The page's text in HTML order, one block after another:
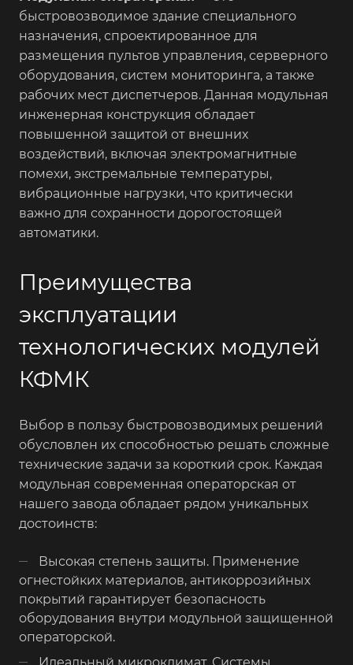
быстровозводимое здание специального
назначения, спроектированное для
размещения пультов управления, серверного
оборудования, систем мониторинга, а также
рабочих мест диспетчеров. Данная модульная
инженерная конструкция обладает
повышенной защитой от внешних
воздействий, включая электромагнитные
помехи, экстремальные температуры,
вибрационные нагрузки, что критически
важно для сохранности дорогостоящей
автоматики.
Преимущества
эксплуатации
технологических модулей
КФМК
Выбор в пользу быстровозводимых решений
обусловлен их способностью решать сложные
технические задачи за короткий срок. Каждая
модульная современная операторская от
нашего завода обладает рядом уникальных
достоинств:
Высокая степень защиты. Применение
огнестойких материалов, антикоррозийных
покрытий гарантирует безопасность
оборудования внутри модульной защищенной
операторской.